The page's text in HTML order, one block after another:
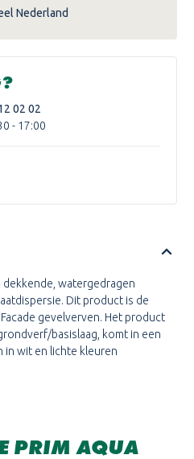
Nederland
02 02
- 17:00
dekkende, watergedragen
Dit product is de
gevelverven. Het product
basislaag, komt in een
in wit en lichte kleuren
PRIM AQUA